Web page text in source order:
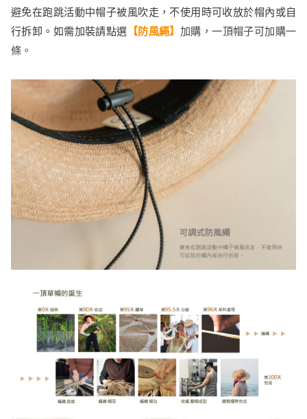
避免在跑跳活動中帽子被風吹走，不使用時可收放於帽內或自
行拆卸。如需加裝請點選 【防風繩】 加購，一頂帽子可加購一
條。